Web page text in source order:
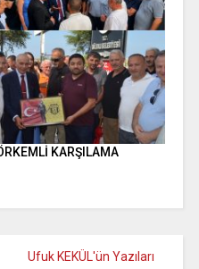
KARŞILAMA
Ufuk KEKÜL'ün Yazıları